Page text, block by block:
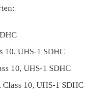
10, UHS-1 SDHC
10, UHS-1 SDHC
10, UHS-1 SDHC